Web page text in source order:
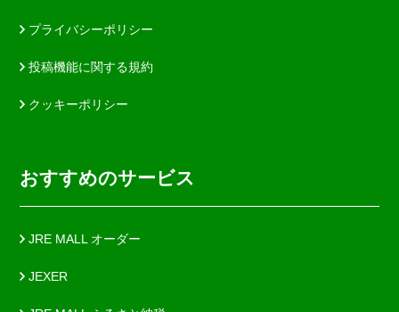
プライバシーポリシー
投稿機能に関する規約
クッキーポリシー
おすすめのサービス
JRE MALL オーダー
JEXER